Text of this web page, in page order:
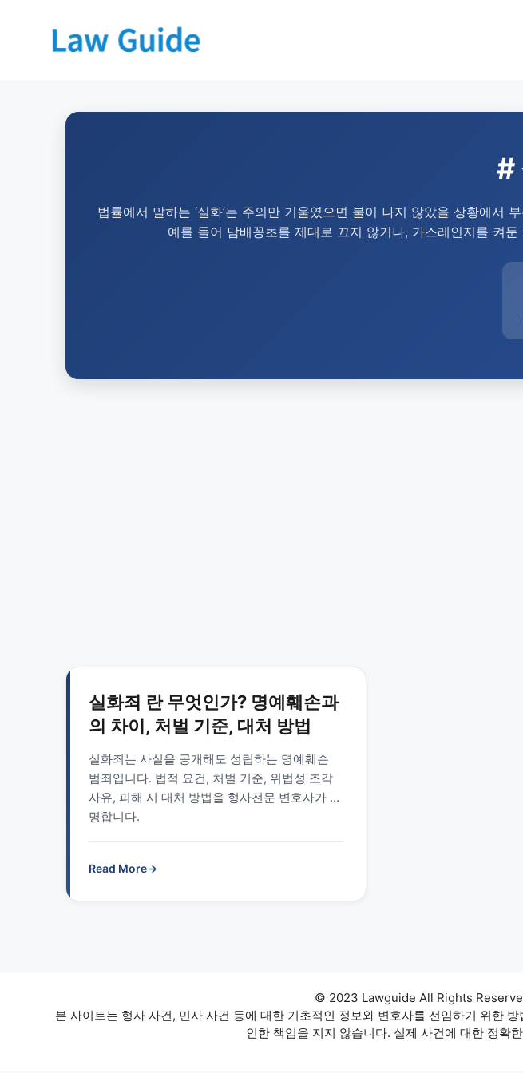
#
법률에서 말하는 ‘실화’는 주의만 기울였으면 불이 나지 않았을 상황에서
예를 들어 담배꽁초를 제대로 끄지 않거나, 가스레인지를 켜
실화죄 란 무엇인가? 명예훼손과
의 차이, 처벌 기준, 대처 방법
실화죄는 사실을 공개해도 성립하는 명예훼손
범죄입니다. 법적 요건, 처벌 기준, 위법성 조각
사유, 피해 시 대처 방법을 형사전문 변호사가 설
명합니다.
Read More→
© 2023 Lawguide All Rights
본 사이트는 형사 사건, 민사 사건 등에 대한 기초적인 정보와 변호사를 선임하기 위한
인한 책임을 지지 않습니다. 실제 사건에 대한 정확